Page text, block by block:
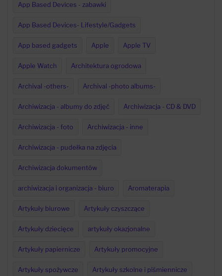
App Based Devices - zabawki
App Based Devices- Lifestyle/Gadgets
App based gadgets Apple Apple TV
Apple Watch Architektura ogrodowa
Archival -others- Archival -photo albums-
Archiwizacja - albumy do zdjęć Archiwizacja - CD & DVD
Archiwizacja - foto Archiwizacja - inne
Archiwizacja - pudełka na zdjęcia
Archiwizacja dokumentów
archiwizacja i organizacja - biuro Aromaterapia
Artykuły biurowe Artykuły czyszczące
Artykuły dziecięce artykuły okazjonalne
Artykuły papiernicze Artykuły promocyjne
Artykuły spożywcze Artykuły szkolne i piśmiennicze